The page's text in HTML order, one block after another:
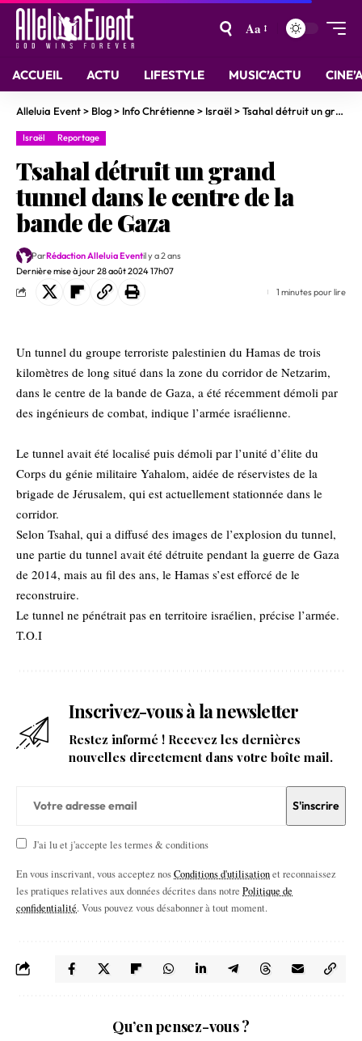
Aa
ACCUEIL ACTU LIFESTYLE MUSIC’ACTU
Alleluia Event> Blog> Info Chrétienne> Israël>Tsahal détruit un grand tunnel dans le centre de la bande de Gaza
Israël Reportage
Tsahal détruit un grand
tunnel dans le centre de la
bande de Gaza
Dernière mise à jour 28 août 2024 17h07
ParRédaction Alleluia Eventil y a 2 ans
1 minutes pour lire
Un tunnel du groupe terroriste palestinien du Hamas de trois
kilomètres de long situé dans la zone du corridor de Netzarim,
dans le centre de la bande de Gaza, a été récemment démoli par
des ingénieurs de combat, indique l’armée israélienne.
Le tunnel avait été localisé puis démoli par l’unité d’élite du
Corps du génie militaire Yahalom, aidée de réservistes de la
brigade de Jérusalem, qui est actuellement stationnée dans le
corridor.
Selon Tsahal, qui a diffusé des images de l’explosion du tunnel,
une partie du tunnel avait été détruite pendant la guerre de Gaza
de 2014, mais au fil des ans, le Hamas s’est efforcé de le
reconstruire.
Le tunnel ne pénétrait pas en territoire israélien, précise l’armée.
T.O.I
Inscrivez-vous à la newsletter
Restez informé ! Recevez les dernières
nouvelles directement dans votre boîte mail.
J'ai lu et j'accepte les termes & conditions
En vous inscrivant, vous acceptez nosConditions d'utilisationet reconnaissez
les pratiques relatives aux données décrites dans notre Politique de
confidentialité. Vous pouvez vous désabonner à tout moment.
Qu’en pensez-vous ?